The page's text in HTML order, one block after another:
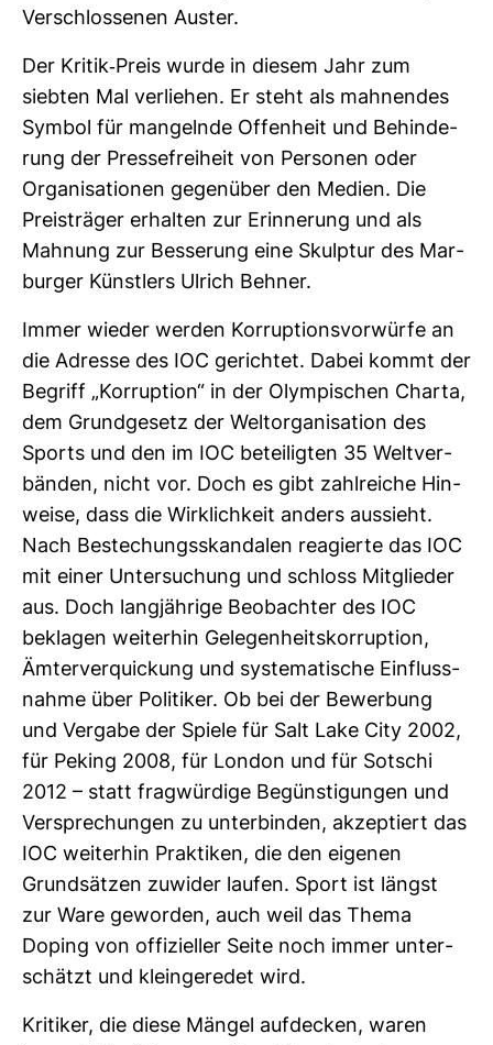
Ver­schlos­senen Auster.
Der Kritik-​Preis wurde in diesem Jahr zum
siebten Mal ver­liehen. Er steht als mah­nendes
Symbol für man­gelnde Offen­heit und Behin­de­
rung der Pres­se­frei­heit von Per­sonen oder
Orga­ni­sa­tionen gegen­über den Medien. Die
Preis­träger erhalten zur Erin­ne­rung und als
Mah­nung zur Bes­se­rung eine Skulptur des Mar­
burger Künst­lers Ulrich Behner.
Immer wieder werden Kor­rup­ti­ons­vor­würfe an
die Adresse des IOC gerichtet. Dabei kommt der
Begriff „Kor­rup­tion“ in der Olym­pi­schen Charta,
dem Grund­ge­setz der Welt­or­ga­ni­sa­tion des
Sports und den im IOC betei­ligten 35 Welt­ver­
bänden, nicht vor. Doch es gibt zahl­reiche Hin­
weise, dass die Wirk­lich­keit anders aus­sieht.
Nach Bestechungs­skan­dalen reagierte das IOC
mit einer Unter­su­chung und schloss Mit­glieder
aus. Doch lang­jäh­rige Beob­achter des IOC
beklagen wei­terhin Gele­gen­heits­kor­rup­tion,
Ämter­ver­qui­ckung und sys­te­ma­ti­sche Ein­fluss­
nahme über Poli­tiker. Ob bei der Bewer­bung
und Ver­gabe der Spiele für Salt Lake City 2002,
für Peking 2008, für London und für Sot­schi
2012 – statt frag­wür­dige Begüns­ti­gungen und
Ver­spre­chungen zu unter­binden, akzep­tiert das
IOC wei­terhin Prak­tiken, die den eigenen
Grund­sätzen zuwider laufen. Sport ist längst
zur Ware geworden, auch weil das Thema
Doping von offi­zi­eller Seite noch immer unter­
schätzt und klein­ge­redet wird.
Kri­tiker, die diese Mängel auf­de­cken, waren